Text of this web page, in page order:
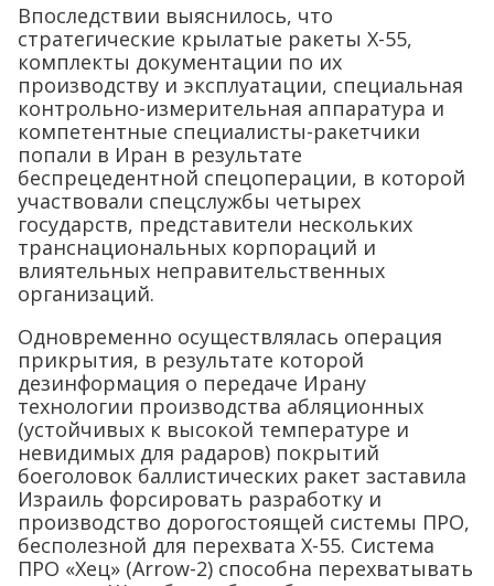
Впоследствии выяснилось, что
стратегические крылатые ракеты Х-55,
комплекты документации по их
производству и эксплуатации, специальная
контрольно-измерительная аппаратура и
компетентные специалисты-ракетчики
попали в Иран в результате
беспрецедентной спецоперации, в которой
участвовали спецслужбы четырех
государств, представители нескольких
транснациональных корпораций и
влиятельных неправительственных
организаций.
Одновременно осуществлялась операция
прикрытия, в результате которой
дезинформация о передаче Ирану
технологии производства абляционных
(устойчивых к высокой температуре и
невидимых для радаров) покрытий
боеголовок баллистических ракет заставила
Израиль форсировать разработку и
производство дорогостоящей системы ПРО,
бесполезной для перехвата Х-55. Система
ПРО «Хец» (Arrow-2) способна перехватывать